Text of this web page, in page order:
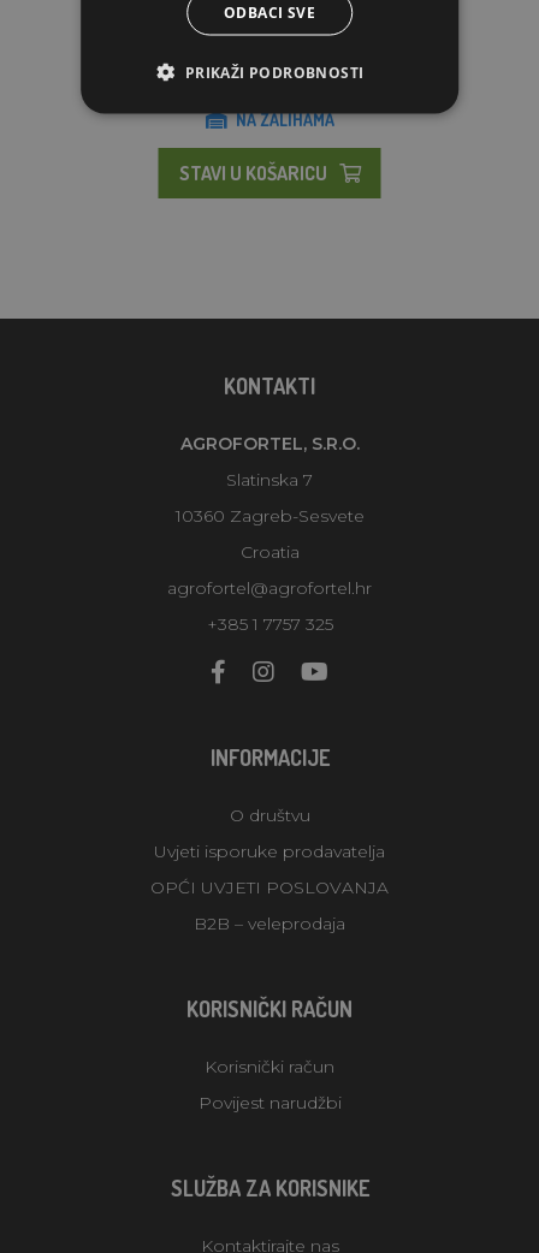
9,39€
NA ZALIHAMA
STAVI U KOŠARICU
KONTAKTI
AGROFORTEL, S.R.O.
Slatinska 7
10360 Zagreb-Sesvete
Croatia
agrofortel@agrofortel.hr
+385 1 7757 325
INFORMACIJE
O društvu
Uvjeti isporuke prodavatelja
OPĆI UVJETI POSLOVANJA
B2B – veleprodaja
KORISNIČKI RAČUN
Korisnički račun
Povijest narudžbi
SLUŽBA ZA KORISNIKE
Kontaktirajte nas
ODBACI SVE
PRIKAŽI PODROBNOSTI